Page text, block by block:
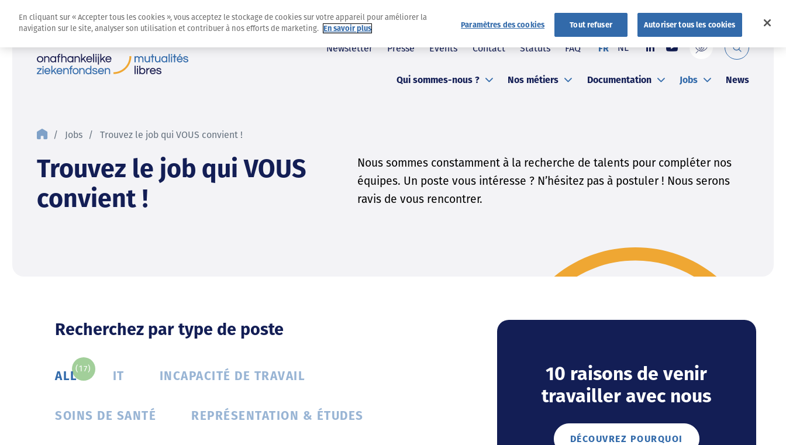
Qui sommes-nous ? Nos métiers Documentation Jobs News
Newsletter Presse Events Contact Statuts FAQ FR NL
Jobs Trouvez le job qui VOUS convient !
Trouvez le job qui VOUS
convient !
Nous sommes constamment à la recherche de talents pour compléter nos
équipes. Un poste vous intéresse ? N’hésitez pas à postuler ! Nous serons
ravis de vous rencontrer.
Recherchez par type de poste
ALL
(17)
IT INCAPACITÉ DE TRAVAIL
SOINS DE SANTÉ REPRÉSENTATION & ÉTUDES
10 raisons de venir
travailler avec nous
DÉCOUVREZ POURQUOI
En cliquant sur « Accepter tous les cookies », vous acceptez le stockage de cookies sur votre appareil pour améliorer la
navigation sur le site, analyser son utilisation et contribuer à nos efforts de marketing. En savoir plus Paramètres des cookies Tout refuser Autoriser tous les cookies